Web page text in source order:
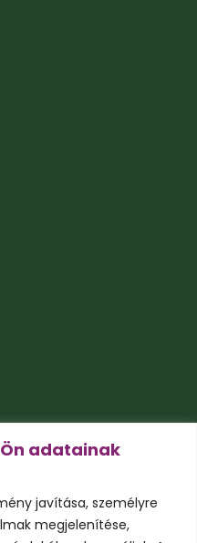
adatainak
javítása, személyre
megjelenítése,